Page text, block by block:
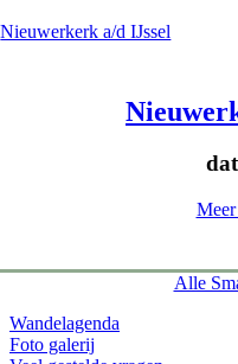
Nieuwerkerk a/d IJssel
Alle
Wandelagenda
Foto galerij